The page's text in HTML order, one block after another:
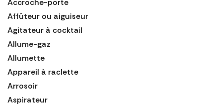
Accroche-porte
Affûteur ou aiguiseur
Agitateur à cocktail
Allume-gaz
Allumette
Appareil à raclette
Arrosoir
Aspirateur